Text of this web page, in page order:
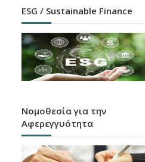
ESG / Sustainable Finance
Νομοθεσία για την
Αφερεγγυότητα